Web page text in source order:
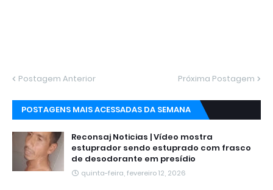
Postagem Anterior Próxima Postagem
POSTAGENS MAIS ACESSADAS DA SEMANA
Reconsaj Noticias | Vídeo mostra
estuprador sendo estuprado com frasco
de desodorante em presídio
quinta-feira, fevereiro 12, 2026